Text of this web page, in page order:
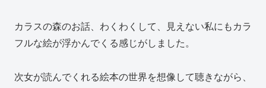
カラスの森のお話、わくわくして、見えない私にもカラ
フルな絵が浮かんでくる感じがしました。
次女が読んでくれる絵本の世界を想像して聴きながら、